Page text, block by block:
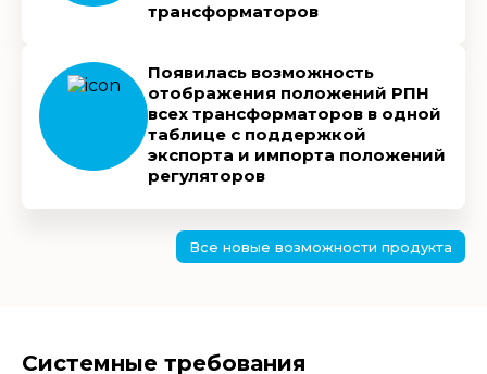
трансформаторов
Появилась возможность
отображения положений РПН
всех трансформаторов в одной
таблице с поддержкой
экспорта и импорта положений
регуляторов
Все новые возможности продукта
Системные требования